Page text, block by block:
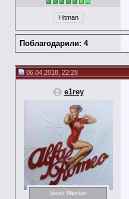
Hitman
Поблагодарили: 4
06.04.2018, 22:28
e1rey
Senior Member